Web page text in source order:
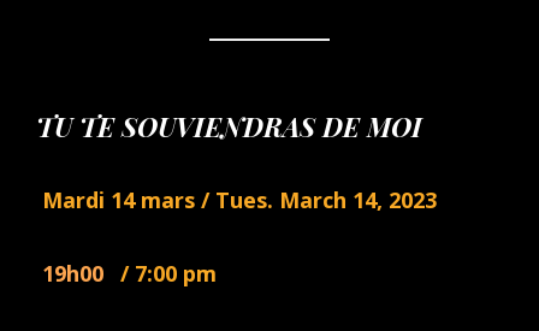
TU TE SOUVIENDRAS DE MOI
Mardi 14 mars / Tues. March 14, 2023
19h00 / 7:00 pm